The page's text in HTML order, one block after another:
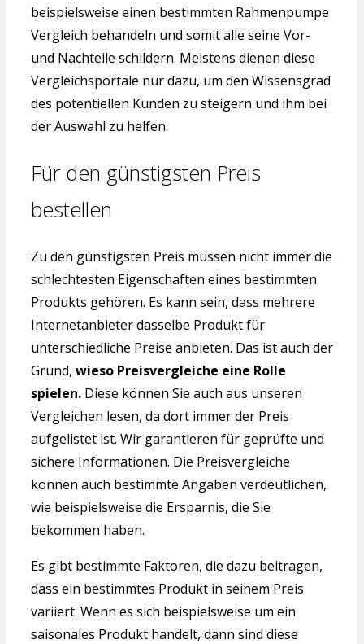
beispielsweise einen bestimmten Rahmenpumpe
Vergleich behandeln und somit alle seine Vor-
und Nachteile schildern. Meistens dienen diese
Vergleichsportale nur dazu, um den Wissensgrad
des potentiellen Kunden zu steigern und ihm bei
der Auswahl zu helfen.
Für den günstigsten Preis
bestellen
Zu den günstigsten Preis müssen nicht immer die
schlechtesten Eigenschaften eines bestimmten
Produkts gehören. Es kann sein, dass mehrere
Internetanbieter dasselbe Produkt für
unterschiedliche Preise anbieten. Das ist auch der
Grund, wieso Preisvergleiche eine Rolle
spielen. Diese können Sie auch aus unseren
Vergleichen lesen, da dort immer der Preis
aufgelistet ist. Wir garantieren für geprüfte und
sichere Informationen. Die Preisvergleiche
können auch bestimmte Angaben verdeutlichen,
wie beispielsweise die Ersparnis, die Sie
bekommen haben.
Es gibt bestimmte Faktoren, die dazu beitragen,
dass ein bestimmtes Produkt in seinem Preis
variiert. Wenn es sich beispielsweise um ein
saisonales Produkt handelt, dann sind diese